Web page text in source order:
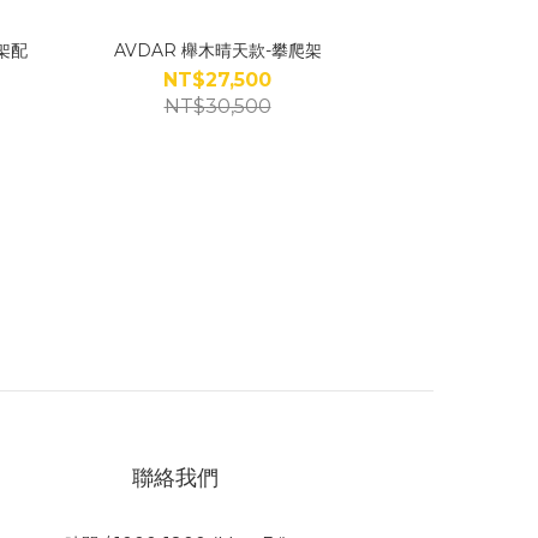
配 AVDAR 櫸木晴天款-攀爬架
NT$27,500
NT$30,500
聯絡我們